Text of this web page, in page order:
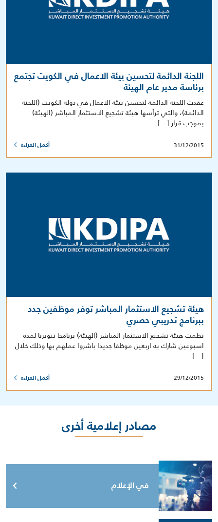
اللجنة الدائمة لتحسين بيئة الاعمال في الكويت تجتمع
برئاسة مدير عام الهيئة
عقدت اللجنة الدائمة لتحسين بيئة الاعمال في دولة الكويت (اللجنة
الدائمة)، والتي ترأسها هيئة تشجيع الاستثمار المباشر (الهيئة)
بموجب قرار […]
31/12/2015 أكمل القراءة
هيئة تشجيع الاستثمار المباشر توفر موظفين جدد
ببرنامج تدريبي حصري
نظمت هيئة تشجيع الاستثمار المباشر (الهيئة) برنامجا تنويريا لمدة
اسبوعين شارك به اربعين موظفا جديدا باشروا عملهم بها وذلك خلال
[…]
29/12/2015 أكمل القراءة
مصادر إعلامية أخرى
في الإعلام